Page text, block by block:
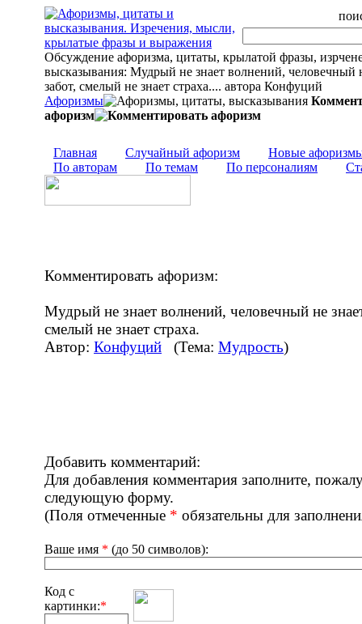
Обсуждение афоризма, цитаты, крылатой фразы,
высказывания: Мудрый не знает волнений, человечный
забот, смелый не знает страха.... автора Конфуций
Афоризмы
афоризм
Главная Случайный афоризм
Новые
По авторам
По темам По персоналиям
Комментировать афоризм:
Мудрый не знает волнений, человечный не
смелый не знает страха.
Автор: Конфуций (Тема: Мудрость)
Добавить комментарий:
Для добавления комментария заполните,
следующую форму.
(Поля отмеченные * обязательны для
Ваше имя * (до 50 символов):
Код с
картинки:*